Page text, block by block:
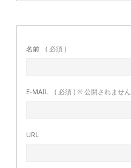
名前 ( 必須 )
E-MAIL ( 必須 ) ※ 公開されません
URL